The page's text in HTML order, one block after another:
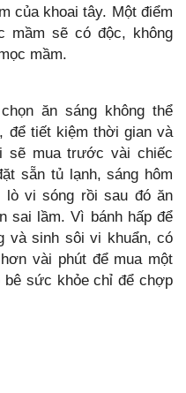
của khoai tây. Một điểm
mầm sẽ có độc, không
mầm.
ăn sáng không thể
để tiết kiệm thời gian và
sẽ mua trước vài chiếc
sẵn tủ lạnh, sáng hôm
lò vi sóng rồi sau đó ăn
sai lầm. Vì bánh hấp để
và sinh sôi vi khuẩn, có
vài phút để mua một
sức khỏe chỉ để chợp